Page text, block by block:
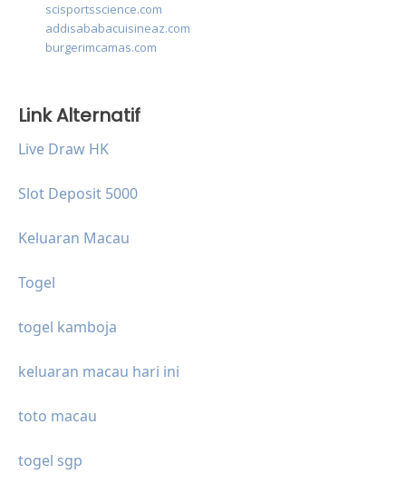
scisportsscience.com
addisababacuisineaz.com
burgerimcamas.com
Link Alternatif
Live Draw HK
Slot Deposit 5000
Keluaran Macau
Togel
togel kamboja
keluaran macau hari ini
toto macau
togel sgp